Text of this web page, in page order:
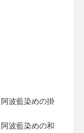
波藍染めの掛
波藍染めの和